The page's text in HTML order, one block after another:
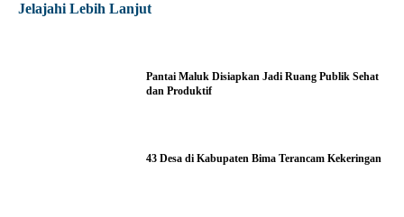
Jelajahi Lebih Lanjut
Pantai Maluk Disiapkan Jadi Ruang Publik Sehat
dan Produktif
43 Desa di Kabupaten Bima Terancam Kekeringan